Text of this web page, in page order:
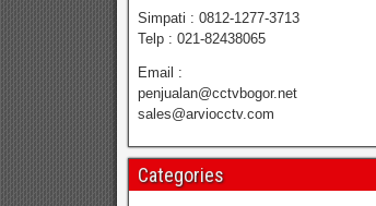
Simpati : 0812-1277-3713
Telp : 021-82438065
Email :
penjualan@cctvbogor.net
sales@arviocctv.com
Categories